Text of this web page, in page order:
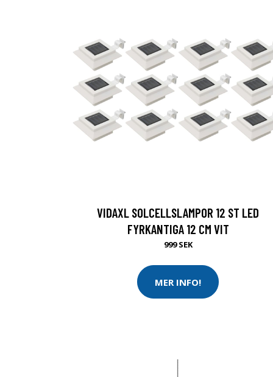
VIDAXL SOLCELLSLAMPOR 12 ST LED
FYRKANTIGA 12 CM VIT
999 SEK
MER INFO!